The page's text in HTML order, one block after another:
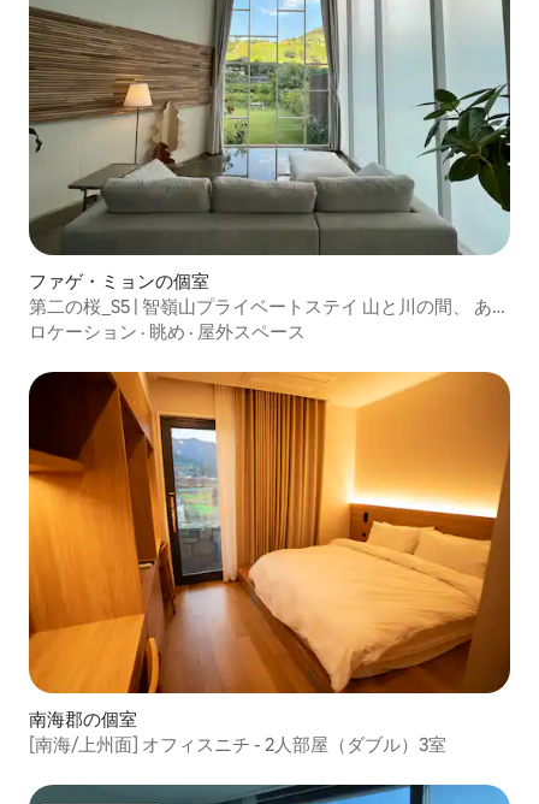
ファゲ・ミョンの個室
第二の桜_S5 | 智嶺山プライベートステイ 山と川の間、 あな
たの2つ目の休息地となる場所
ロケーション · 眺め · 屋外スペース
南海郡の個室
[南海/上州面] オフィスニチ - 2人部屋（ダブル）3室